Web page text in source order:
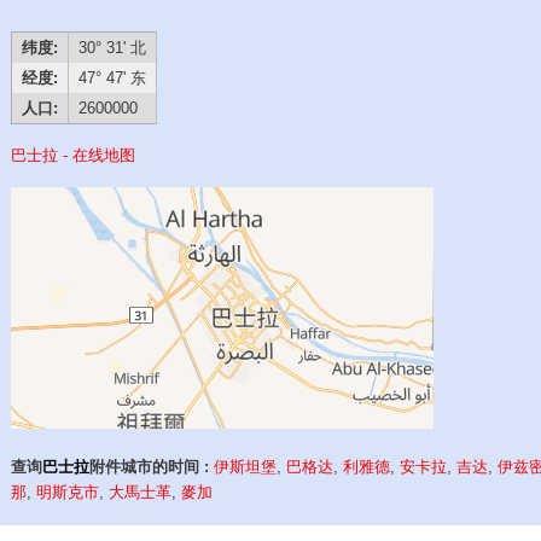
纬度:
30° 31' 北
经度:
47° 47' 东
人口:
2600000
巴士拉 - 在线地图
查询巴士拉附件城市的时间 : 伊斯坦堡, 巴格达,利雅德,安卡拉,吉达,伊兹
那,明斯克市, 大馬士革,麥加